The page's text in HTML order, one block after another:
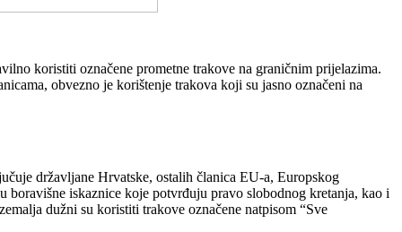
koristiti označene prometne trakove na graničnim prijelazima.
obvezno je korištenje trakova koji su jasno označeni na
državljane Hrvatske, ostalih članica EU-a, Europskog
iskaznice koje potvrđuju pravo slobodnog kretanja, kao i
dužni su koristiti trakove označene natpisom “Sve